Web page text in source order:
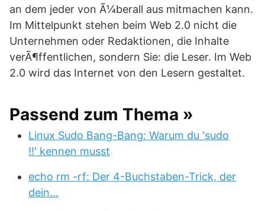
an dem jeder von Ã¼berall aus mitmachen kann.
Im Mittelpunkt stehen beim Web 2.0 nicht die
Unternehmen oder Redaktionen, die Inhalte
verÃ¶ffentlichen, sondern Sie: die Leser. Im Web
2.0 wird das Internet von den Lesern gestaltet.
Passend zum Thema »
Linux Sudo Bang-Bang: Warum du 'sudo
!!' kennen musst
echo rm -rf: Der 4-Buchstaben-Trick, der
dein…